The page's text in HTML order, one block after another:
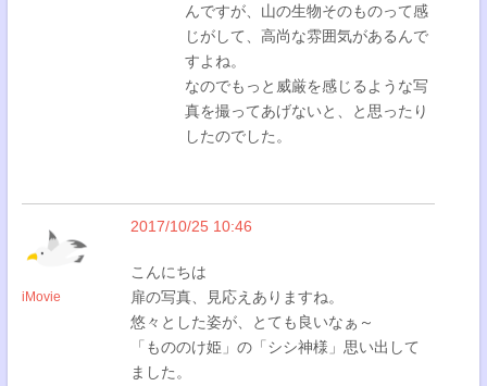
んですが、山の生物そのものって感
じがして、高尚な雰囲気があるんで
すよね。
なのでもっと威厳を感じるような写
真を撮ってあげないと、と思ったり
したのでした。
iMovie
2017/10/25 10:46
こんにちは
扉の写真、見応えありますね。
悠々とした姿が、とても良いなぁ～
「もののけ姫」の「シシ神様」思い出して
ました。